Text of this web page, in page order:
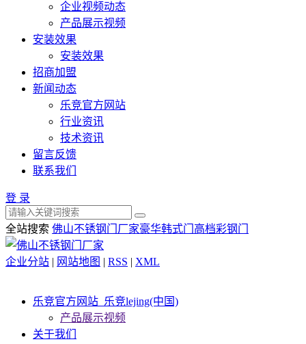
企业视频动态
产品展示视频
安装效果
安装效果
招商加盟
新闻动态
乐竞官方网站
行业资讯
技术资讯
留言反馈
联系我们
登 录
全站搜索 佛山不锈钢门厂家豪华韩式门 高档彩钢门
企业分站 | 网站地图 | RSS | XML
乐竞官方网站_乐竞lejing(中国)
产品展示视频
关于我们